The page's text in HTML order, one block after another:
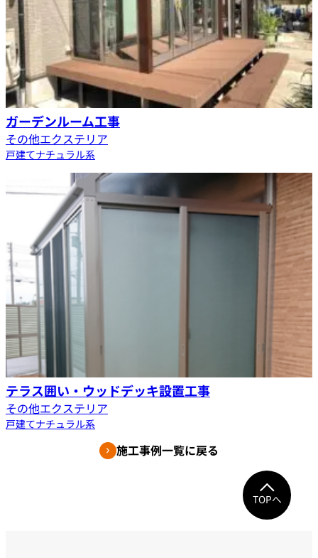
ガーデンルーム工事
その他エクステリア
戸建てナチュラル系
テラス囲い・ウッドデッキ設置工事
その他エクステリア
戸建てナチュラル系
施工事例一覧に戻る
TOPへ